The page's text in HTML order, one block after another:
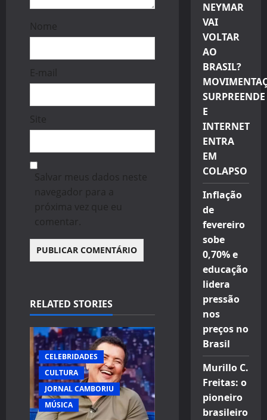
Nome
E-mail
Site
Salvar meus dados neste
navegador para a
próxima vez que eu
comentar.
RELATED STORIES
CELEBRIDADES
CULTURA
JORNAL CAMBORIU
MÚSICA
NEYMAR
VAI
VOLTAR
AO
BRASIL?
SURPREENDE
E
INTERNET
ENTRA
EM
COLAPSO
Inflação
de
fevereiro
sobe
0,70% e
educação
lidera
pressão
nos
preços no
Brasil
Murillo C.
Freitas: o
pioneiro
brasileiro